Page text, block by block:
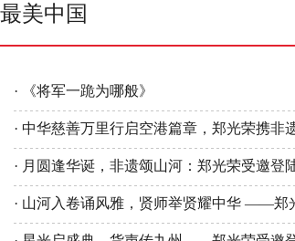
最美中国
· 《将军一跪为哪般》
· 中华慈善万里行启空港篇章，郑光荣携非
· 月圆逢华诞，非遗颂山河：郑光荣受邀登
· 山河入卷诵风雅，贤师举贤耀中华 ——郑